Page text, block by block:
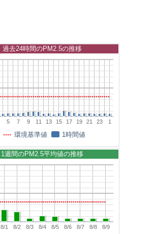
5 7 9 11 13 15 17 19 21 23 1
過去24時間のPM2.5の推移
環境基準値 1時間値
8/1 8/2 8/3 8/4 8/5 8/6 8/7 8/8 8/9
1週間のPM2.5平均値の推移